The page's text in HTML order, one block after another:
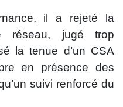
il a rejeté la
réseau, jugé trop
la tenue d’un CSA
en présence des
suivi renforcé du